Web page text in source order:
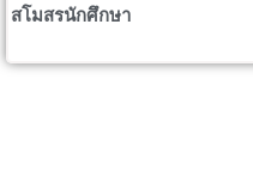
สโมสรนักศึกษา